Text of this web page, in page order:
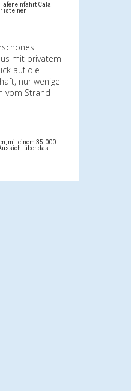
Cala
ist einen
mit privatem
auf die
nur wenige
vom Strand
mit einem 35.000
über das